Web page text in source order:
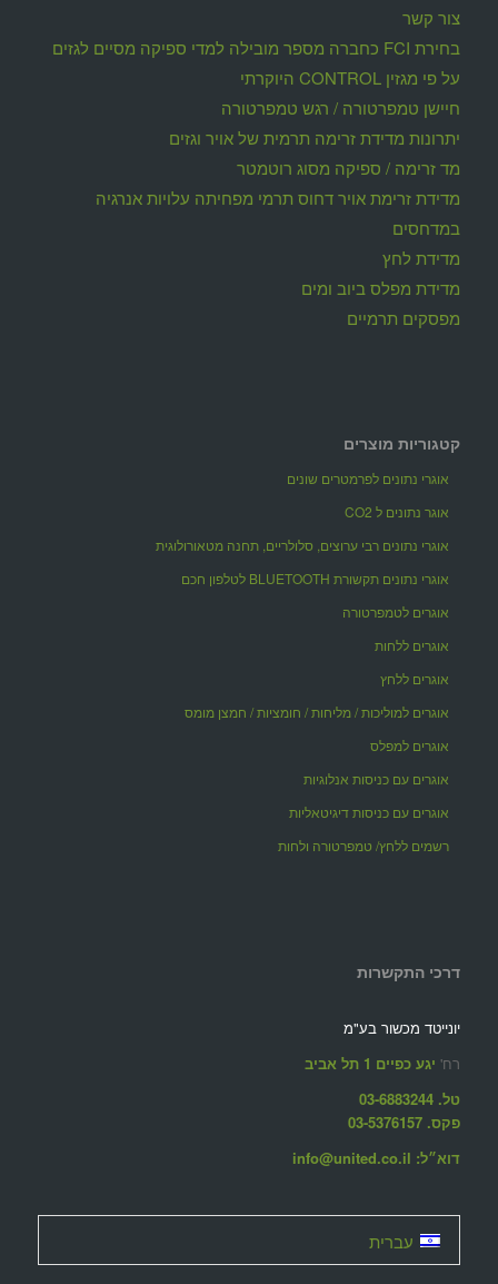
צור קשר
בחירת FCI כחברה מספר מובילה למדי ספיקה מסיים לגזים
על פי מגזין CONTROL היוקרתי
חיישן טמפרטורה / רגש טמפרטורה
יתרונות מדידת זרימה תרמית של אויר וגזים
מד זרימה / ספיקה מסוג רוטמטר
מדידת זרימת אויר דחוס תרמי מפחיתה עלויות אנרגיה
במדחסים
מדידת לחץ
מדידת מפלס ביוב ומים
מפסקים תרמיים
קטגוריות מוצרים
אוגרי נתונים לפרמטרים שונים
אוגר נתונים ל CO2
אוגרי נתונים רבי ערוצים, סלולריים, תחנה מטאורולוגית
אוגרי נתונים תקשורת BLUETOOTH לטלפון חכם
אוגרים לטמפרטורה
אוגרים ללחות
אוגרים ללחץ
אוגרים למוליכות / מליחות / חומציות / חמצן מומס
אוגרים למפלס
אוגרים עם כניסות אנלוגיות
אוגרים עם כניסות דיגיטאליות
רשמים ללחץ/ טמפרטורה ולחות
דרכי התקשרות
יונייטד מכשור בע"מ
רח' יגע כפיים 1 תל אביב
טל. 03-6883244
פקס. 03-5376157
דוא״ל: info@united.co.il
עברית